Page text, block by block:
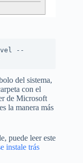
--
del sistema,
con el
de Microsoft
la manera más
puede leer este
instale trás